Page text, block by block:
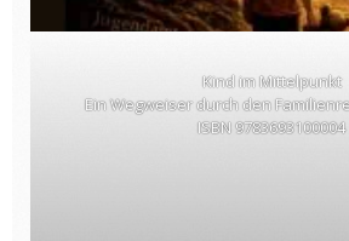
Kind im Mittelpunkt
Ein Wegweiser durch den
ISBN 9783693100004